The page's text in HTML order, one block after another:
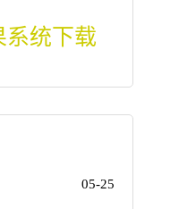
系统下载
05-25